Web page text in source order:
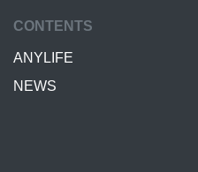
CONTENTS
ANYLIFE
NEWS